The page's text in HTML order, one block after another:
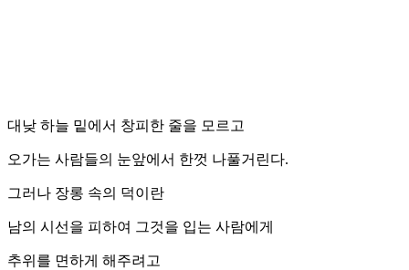
대낮 하늘 밑에서 창피한 줄을 모르고
오가는 사람들의 눈앞에서 한껏 나풀거린다.
그러나 장롱 속의 덕이란
남의 시선을 피하여 그것을 입는 사람에게
추위를 면하게 해주려고